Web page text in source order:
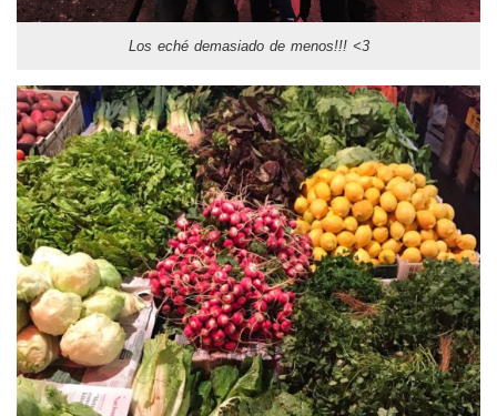
Los eché demasiado de menos!!! <3